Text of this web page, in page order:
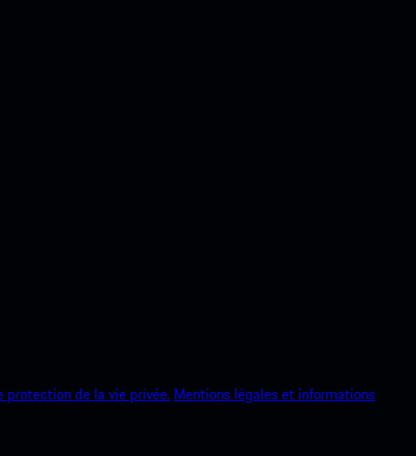
protection de la vie privée. Mentions légales et informations